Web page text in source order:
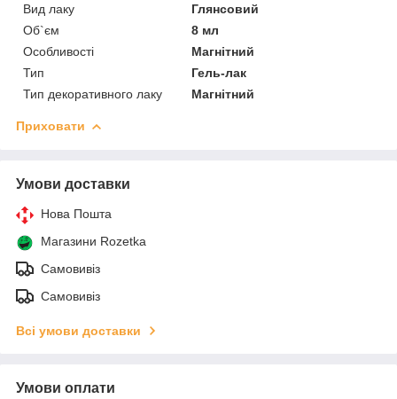
Вид лаку
Глянсовий
Об`єм
8 мл
Особливості
Магнітний
Тип
Гель-лак
Тип декоративного лаку
Магнітний
Приховати
Умови доставки
Нова Пошта
Магазини Rozetka
Самовивіз
Самовивіз
Всі умови доставки
Умови оплати